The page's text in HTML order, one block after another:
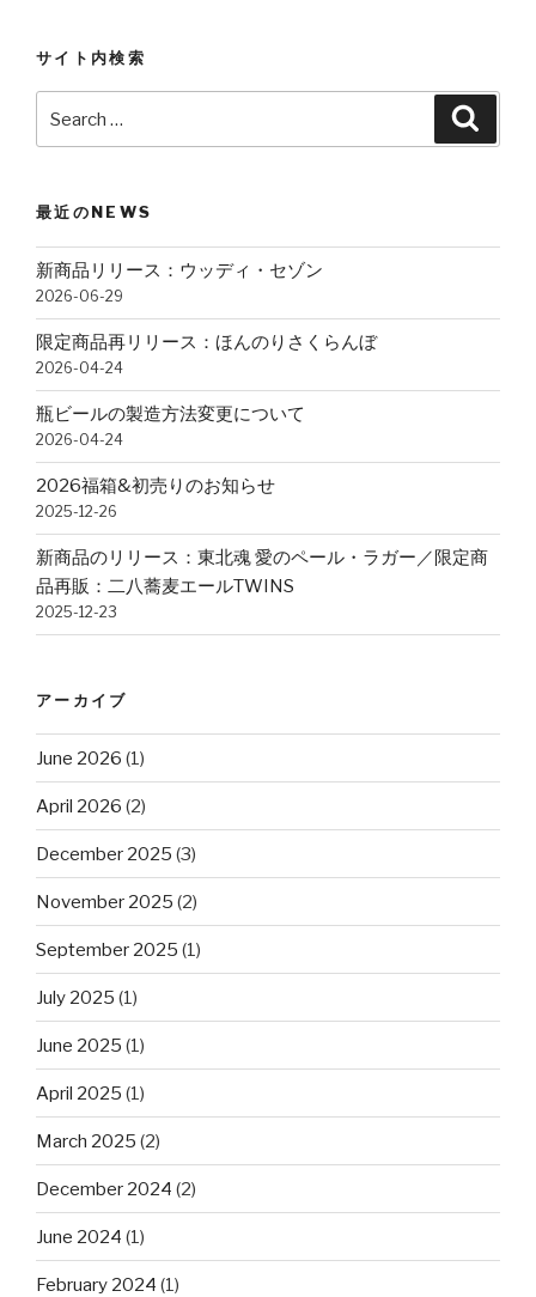
サイト内検索
最近のNEWS
新商品リリース：ウッディ・セゾン
2026-06-29
限定商品再リリース：ほんのりさくらんぼ
2026-04-24
瓶ビールの製造方法変更について
2026-04-24
2026福箱&初売りのお知らせ
2025-12-26
新商品のリリース：東北魂 愛のペール・ラガー／限定商
品再販：二八蕎麦エールTWINS
2025-12-23
アーカイブ
June 2026 (1)
April 2026 (2)
December 2025 (3)
November 2025 (2)
September 2025 (1)
July 2025 (1)
June 2025 (1)
April 2025 (1)
March 2025 (2)
December 2024 (2)
June 2024 (1)
February 2024 (1)